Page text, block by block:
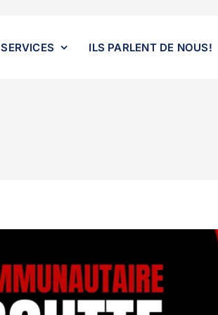
SERVICES ILS PARLENT DE NOUS!